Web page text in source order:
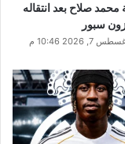
محمد صلاح بعد انتقاله
سبور
2026 10:46 م